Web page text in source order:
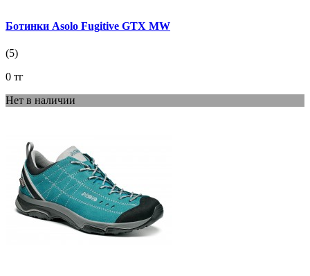
Ботинки Asolo Fugitive GTX MW
(5)
0 тг
Нет в наличии